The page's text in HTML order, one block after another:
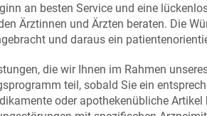
an besten Service und eine
Ärztinnen und Ärzten beraten. Die
und daraus ein
die wir Ihnen im Rahmen
teil, sobald Sie ein
oder apothekenübliche